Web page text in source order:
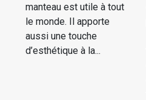
manteau est utile à tout
le monde. Il apporte
aussi une touche
d’esthétique à la...